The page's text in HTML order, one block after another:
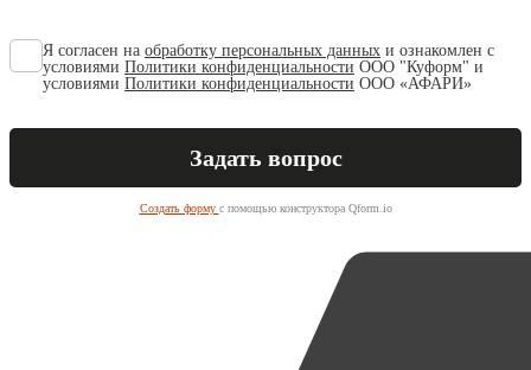
Я согласен на обработку персональных данных и ознакомлен с
условиями Политики конфиденциальности ООО "Куформ" и
условиями Политики конфиденциальности ООО «АФАРИ»
Создать форму с помощью конструктора Qform.io